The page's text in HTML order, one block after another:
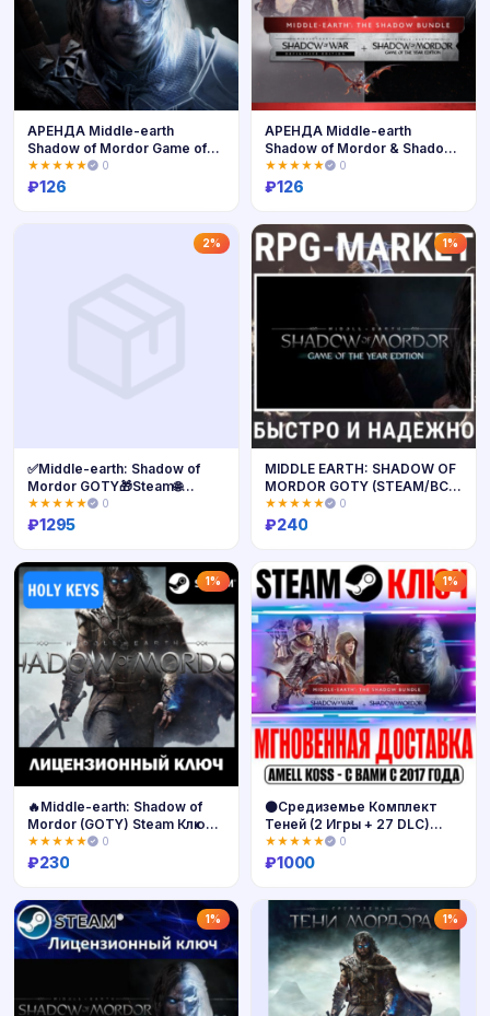
АРЕНДА Middle-earth
Shadow of Mordor Game of
the Year Edition [Xbox]
Личный Аккаунт
★★★★★ 0
₽126
Купить
АРЕНДА Middle-earth
Shadow of Mordor & Shadow
of War [Xbox] Личный
Аккаунт
★★★★★ 0
₽126
2%
Купить
✅Middle-earth: Shadow of
Mordor GOTY🎁Steam🌐
Выбор
★★★★★ 0
₽1295
1%
Купить
MIDDLE EARTH: SHADOW OF
MORDOR GOTY (STEAM/ВСЕ
СТРАНЫ)
★★★★★ 0
₽240
1%
Купить
🔥Middle-earth: Shadow of
Mordor (GOTY) Steam Ключ
+бонус
★★★★★ 0
₽230
1%
Купить
⚫Средиземье Комплект
Теней (2 Игры + 27 DLC)
Steam Ключ
★★★★★ 0
₽1000
1% 1%